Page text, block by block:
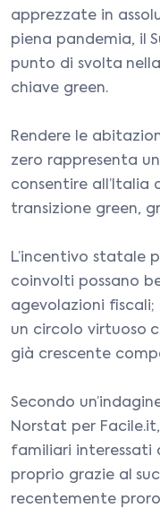
apprezzate in
piena pandemia, il
punto di svolta
chiave green.
Rendere le
zero rappresenta
consentire
transizione green,
L’incentivo statale
coinvolti possano
agevolazioni fiscali;
un circolo virtuoso
già crescente
Secondo
Norstat per
familiari interessati
proprio grazie al
recentemente